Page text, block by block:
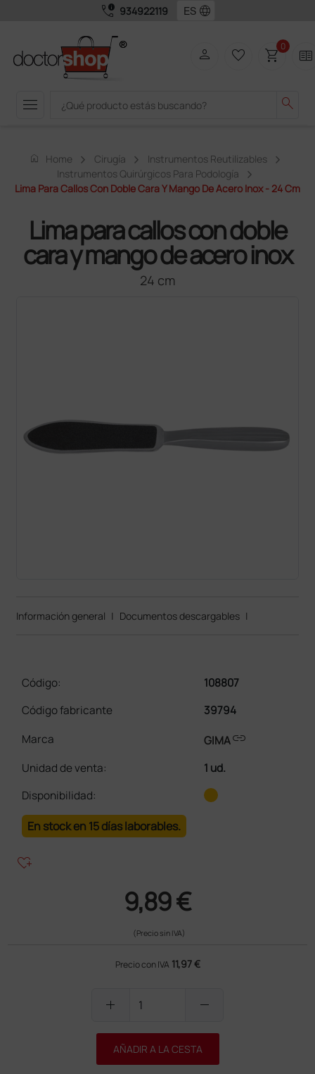
call_quality 934922119 language
menu search
person favorite_border shopping_cart0 two_pager
home Home Cirugía
Instrumentos Reutilizables
Instrumentos Quirúrgicos Para Podología
Lima Para Callos Con Doble Cara Y Mango De Acero Inox - 24 Cm
Lima para callos con doble
cara y mango de acero inox
24 cm
Información general | Documentos descargables |
Código:
108807
Código fabricante
39794
Marca
GIMAlink
Unidad de venta:
1 ud.
Disponibilidad:
En stock en 15 días laborables.
heart_plus
9,89 €
(Precio sin IVA)
Precio con IVA 11,97 €
add remove
AÑADIR A LA CESTA